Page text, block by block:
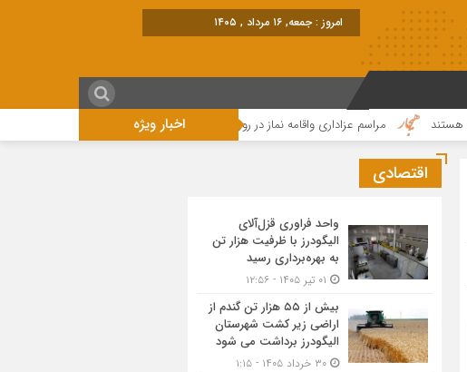
برابر با : Friday - 7 August -
اخبار ویژه
مراسم عزاداری واقامه نماز در روز عاشورای حسینی در الیگودرز برگزار شد+تصویر
اقتصادی
واحد فراوری قزل‌آلای
الیگودرز با ظرفیت هزار تن
به بهره‌برداری رسید
بیش از ۵۵ هزار تن گندم از
اراضی زیر کشت شهرستان
الیگودرز برداشت می شود